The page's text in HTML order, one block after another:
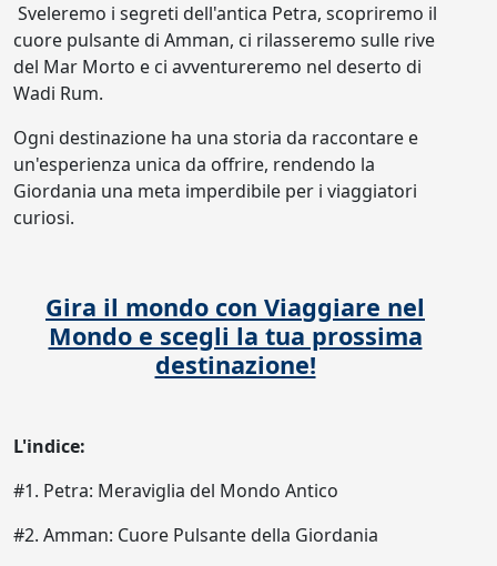
Sveleremo i segreti dell'antica Petra, scopriremo il
cuore pulsante di Amman, ci rilasseremo sulle rive
del Mar Morto e ci avventureremo nel deserto di
Wadi Rum.
Ogni destinazione ha una storia da raccontare e
un'esperienza unica da offrire, rendendo la
Giordania una meta imperdibile per i viaggiatori
curiosi.
Gira il mondo con Viaggiare nel
Mondo e scegli la tua prossima
destinazione!
L'indice:
#1. Petra: Meraviglia del Mondo Antico
#2. Amman: Cuore Pulsante della Giordania